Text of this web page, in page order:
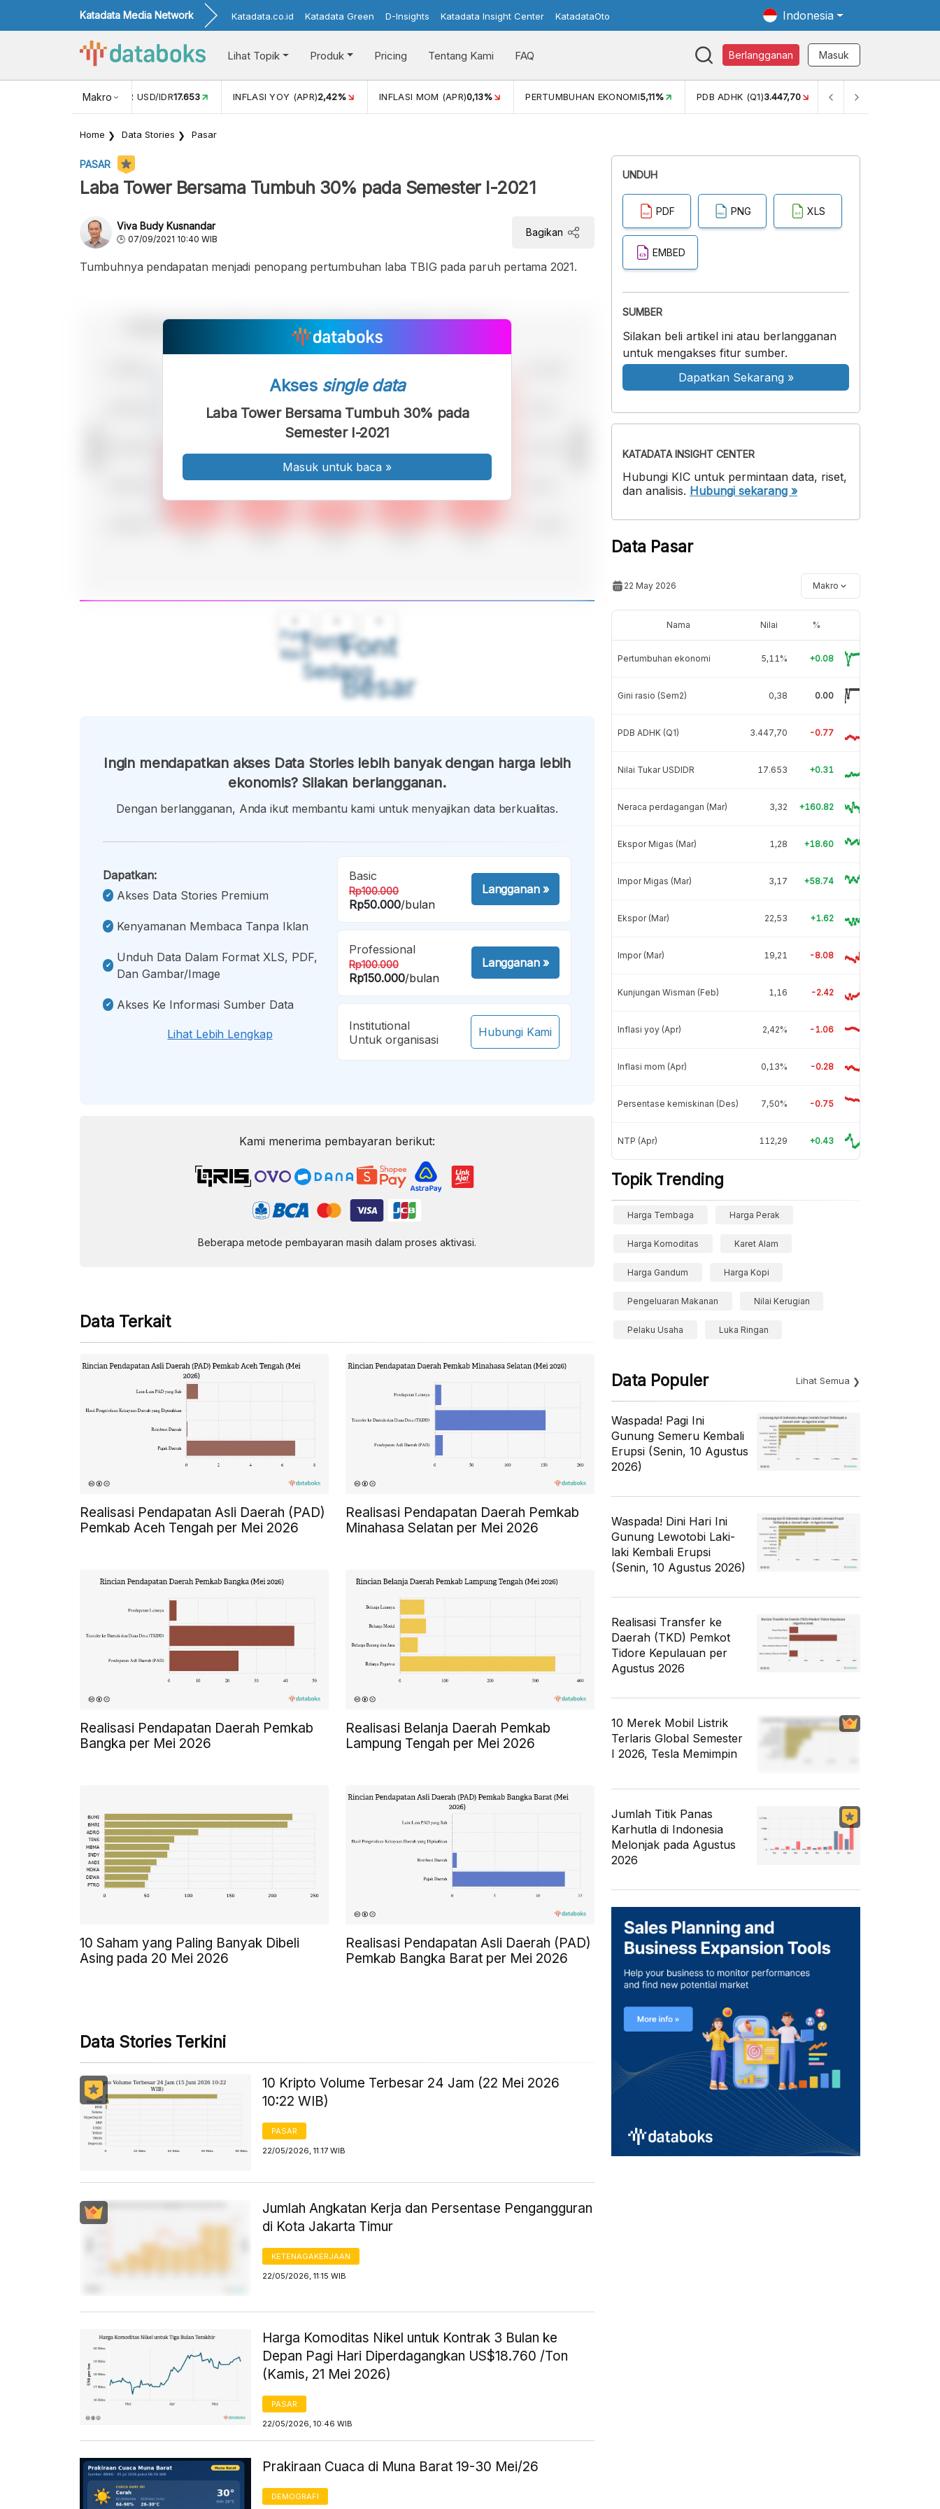
Katadata Media Network Katadata.co.id Katadata Green D-Insights Katadata Insight Center KatadataOto Indonesia
Lihat Topik Produk Pricing Tentang Kami FAQ Berlangganan Masuk
Makro
NILAI TUKAR USD/IDR17.653 INFLASI YOY (APR)2,42% INFLASI MOM (APR)0,13% PERTUMBUHAN EKONOMI5,11% PDB ADHK (Q1)3.447,70 GINI RASIO (SEM2)
Home Data Stories Pasar
PASAR
Laba Tower Bersama Tumbuh 30% pada Semester I-2021
Viva Budy Kusnandar
07/09/2021 10:40 WIB
Bagikan
Tumbuhnya pendapatan menjadi penopang pertumbuhan laba TBIG pada paruh pertama 2021.
Font
Kecil
Font
Sedang
Font
Besar
Akses single data
Laba Tower Bersama Tumbuh 30% pada
Semester I-2021
Masuk untuk baca »
Ingin mendapatkan akses Data Stories lebih banyak dengan harga lebih
ekonomis? Silakan berlangganan.
Dengan berlangganan, Anda ikut membantu kami untuk menyajikan data berkualitas.
Dapatkan:
Akses Data Stories Premium
Kenyamanan Membaca Tanpa Iklan
Unduh Data Dalam Format XLS, PDF,
Dan Gambar/image
Akses Ke Informasi Sumber Data
Lihat Lebih Lengkap
Basic
Rp100.000
Rp50.000/bulan
Langganan»
Professional
Rp100.000
Rp150.000/bulan
Langganan»
Institutional
Untuk organisasi
Hubungi Kami
Kami menerima pembayaran berikut:
Beberapa metode pembayaran masih dalam proses aktivasi.
Data Terkait
Realisasi Pendapatan Asli Daerah (PAD)
Pemkab Aceh Tengah per Mei 2026
Realisasi Pendapatan Daerah Pemkab
Minahasa Selatan per Mei 2026
Realisasi Pendapatan Daerah Pemkab
Bangka per Mei 2026
Realisasi Belanja Daerah Pemkab
Lampung Tengah per Mei 2026
10 Saham yang Paling Banyak Dibeli
Asing pada 20 Mei 2026
Realisasi Pendapatan Asli Daerah (PAD)
Pemkab Bangka Barat per Mei 2026
Data Stories Terkini
10 Kripto Volume Terbesar 24 Jam (22 Mei 2026
10:22 WIB)
PASAR
22/05/2026, 11:17 WIB
Jumlah Angkatan Kerja dan Persentase Pengangguran
di Kota Jakarta Timur
KETENAGAKERJAAN
22/05/2026, 11:15 WIB
Harga Komoditas Nikel untuk Kontrak 3 Bulan ke
Depan Pagi Hari Diperdagangkan US$18.760 /Ton
(Kamis, 21 Mei 2026)
PASAR
22/05/2026, 10:46 WIB
Prakiraan Cuaca di Muna Barat 19-30 Mei/26
DEMOGRAFI
UNDUH
PDF PNG XLS
EMBED
SUMBER
Silakan beli artikel ini atau berlangganan
untuk mengakses fitur sumber.
Dapatkan Sekarang »
KATADATA INSIGHT CENTER
Hubungi KIC untuk permintaan data, riset,
dan analisis. Hubungi sekarang »
Data Pasar
22 May 2026 Makro
Nama Nilai %
Pertumbuhan ekonomi 5,11% +0.08
Gini rasio (Sem2) 0,38 0.00
PDB ADHK (Q1) 3.447,70 -0.77
Nilai Tukar USDIDR 17.653 +0.31
Neraca perdagangan (Mar) 3,32 +160.82
Ekspor Migas (Mar) 1,28 +18.60
Impor Migas (Mar) 3,17 +58.74
Ekspor (Mar) 22,53 +1.62
Impor (Mar) 19,21 -8.08
Kunjungan Wisman (Feb) 1,16 -2.42
Inflasi yoy (Apr) 2,42% -1.06
Inflasi mom (Apr) 0,13% -0.28
Persentase kemiskinan (Des) 7,50% -0.75
NTP (Apr) 112,29 +0.43
Topik Trending
Harga Tembaga Harga Perak
Harga Komoditas Karet Alam
Harga Gandum Harga Kopi
Pengeluaran Makanan Nilai Kerugian
Pelaku Usaha Luka Ringan
Data Populer Lihat Semua
Waspada! Pagi Ini
Gunung Semeru Kembali
Erupsi (Senin, 10 Agustus
2026)
Waspada! Dini Hari Ini
Gunung Lewotobi Laki-
laki Kembali Erupsi
(Senin, 10 Agustus 2026)
Realisasi Transfer ke
Daerah (TKD) Pemkot
Tidore Kepulauan per
Agustus 2026
10 Merek Mobil Listrik
Terlaris Global Semester
I 2026, Tesla Memimpin
Jumlah Titik Panas
Karhutla di Indonesia
Melonjak pada Agustus
2026